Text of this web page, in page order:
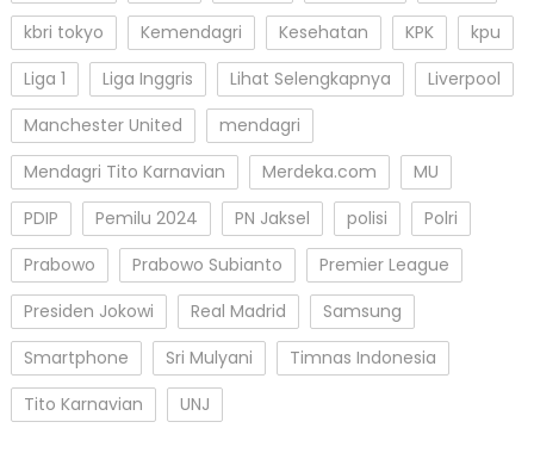
kbri tokyo
Kemendagri Kesehatan KPK
kpu
Liga 1
Liga Inggris Lihat Selengkapnya
Liverpool
Manchester United
mendagri
Mendagri Tito Karnavian
Merdeka.com
MU
PDIP
Pemilu 2024 PN Jaksel polisi
Polri
Prabowo
Prabowo Subianto
Premier League
Presiden Jokowi
Real Madrid
Samsung
Smartphone
Sri Mulyani
Timnas Indonesia
Tito Karnavian
UNJ